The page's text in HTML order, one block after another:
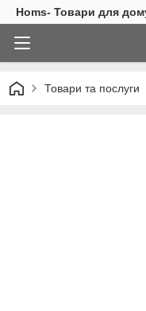
Homs- Товари для
Товари та послуги